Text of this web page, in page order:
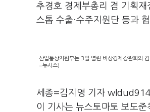
추경호 경제부총리 겸 기획
스톱 수출·수주지원단 등과
산업통상자원부는 3일 열린 비상경제장관회의
=뉴시스)
세종=김지영 기자
이 기사는 뉴스토마토 보도